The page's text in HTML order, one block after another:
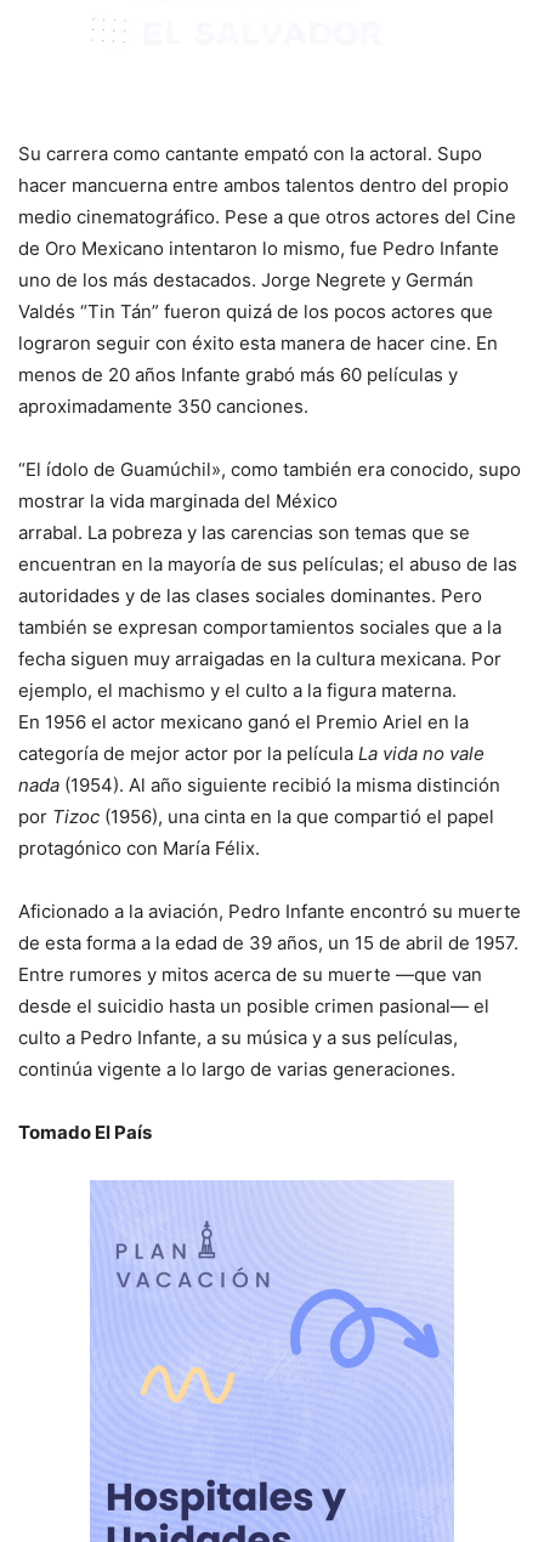
Su carrera como cantante empató con la actoral. Supo
hacer mancuerna entre ambos talentos dentro del propio
medio cinematográfico. Pese a que otros actores del Cine
de Oro Mexicano intentaron lo mismo, fue Pedro Infante
uno de los más destacados. Jorge Negrete y Germán
Valdés “Tin Tán” fueron quizá de los pocos actores que
lograron seguir con éxito esta manera de hacer cine. En
menos de 20 años Infante grabó más 60 películas y
aproximadamente 350 canciones.
“El ídolo de Guamúchil», como también era conocido, supo
mostrar la vida marginada del México
arrabal. La pobreza y las carencias son temas que se
encuentran en la mayoría de sus películas; el abuso de las
autoridades y de las clases sociales dominantes. Pero
también se expresan comportamientos sociales que a la
fecha siguen muy arraigadas en la cultura mexicana. Por
ejemplo, el machismo y el culto a la figura materna.
En 1956 el actor mexicano ganó el Premio Ariel en la
categoría de mejor actor por la película La vida no vale
nada (1954). Al año siguiente recibió la misma distinción
por Tizoc (1956), una cinta en la que compartió el papel
protagónico con María Félix.
Aficionado a la aviación, Pedro Infante encontró su muerte
de esta forma a la edad de 39 años, un 15 de abril de 1957.
Entre rumores y mitos acerca de su muerte —que van
desde el suicidio hasta un posible crimen pasional— el
culto a Pedro Infante, a su música y a sus películas,
continúa vigente a lo largo de varias generaciones.
Tomado El País